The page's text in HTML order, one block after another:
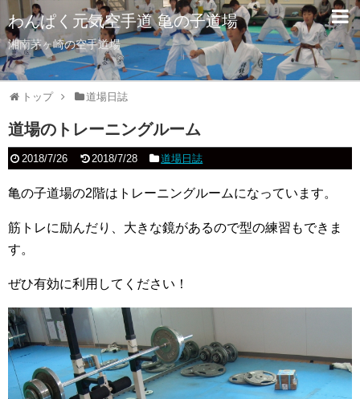
わんぱく元気空手道 亀の子道場
湘南茅ヶ崎の空手道場
トップ 道場日誌
道場のトレーニングルーム
2018/7/26 2018/7/28 道場日誌
亀の子道場の2階はトレーニングルームになっています。
筋トレに励んだり、大きな鏡があるので型の練習もできま
す。
ぜひ有効に利用してください！